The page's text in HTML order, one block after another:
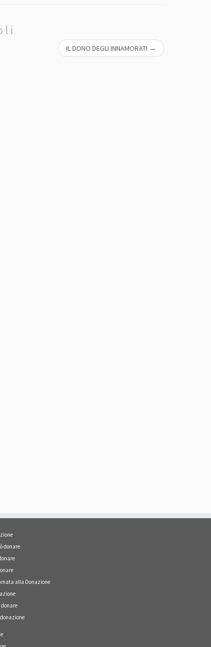
IL DONO DEGLI INNAMORATI →
donare
alla Donazione
donare